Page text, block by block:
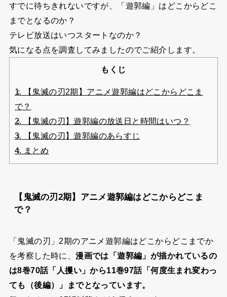
すでに待ちきれないですが、「遊郭編」はどこからどこ
までとなるのか？
テレビ放送はいつスタートなのか？
気になる点を調査してみましたのでご紹介します。
もくじ
1.
【鬼滅の刃2期】アニメ遊郭編はどこからどこま
で？
2.
【鬼滅の刃】遊郭編の放送日と時間はいつ？
3.
【鬼滅の刃】遊郭編のあらすじ
4. まとめ
【鬼滅の刃2期】アニメ遊郭編はどこからどこま
で？
「鬼滅の刃」2期のアニメ遊郭編はどこからどこまでか
を考察した時に、漫画では「遊郭編」が描かれているの
は8巻70話「人攫い」から11巻97話「何度生まれ変わっ
ても（後編）」までとなっています。